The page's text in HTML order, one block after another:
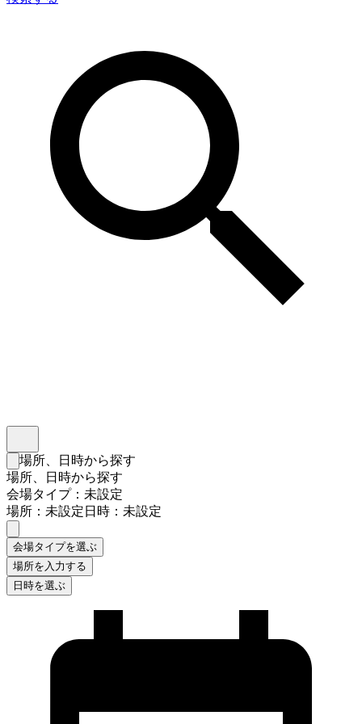
検索フォームを閉じる
場所、日時から探す
場所、日時から探す
会場タイプ：未設定
場所：未設定日時：未設定
会場タイプを選ぶ
場所を入力する
日時を選ぶ